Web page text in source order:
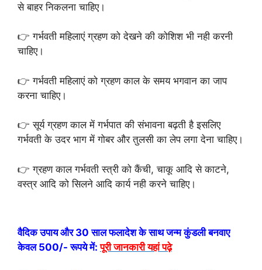
से बाहर निकलना चाहिए।
👉 गर्भवती महिलाएं ग्रहण को देखने की कोशिश भी नही करनी
चाहिए।
👉 गर्भवती महिलाएं को ग्रहण काल के समय भगवान का जाप
करना चाहिए।
👉 सूर्य ग्रहण काल में गर्भपात की संभावना बढ़ती है इसलिए
गर्भवती के उदर भाग में गोबर और तुलसी का लेप लगा देना चाहिए।
👉 ग्रहण काल गर्भवती स्त्री को कैंची, चाकू आदि से काटने,
वस्त्र आदि को सिलने आदि कार्य नही करने चाहिए।
वैदिक उपाय और 30 साल फलादेश के साथ जन्म कुंडली बनवाए
केवल 500/- रूपये में: पूरी जानकारी यहां पढ़े